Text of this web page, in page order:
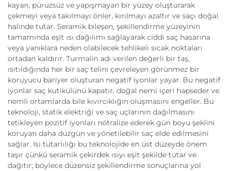
kayan, pürüzsüz ve yapışmayan bir yüzey oluşturarak
çekmeyi veya takılmayı önler, kırılmayı azaltır ve saçı doğal
halinde tutar. Seramik bileşen, şekillendirme yüzeyinin
tamamında eşit ısı dağılımı sağlayarak ciddi saç hasarına
veya yanıklara neden olabilecek tehlikeli sıcak noktaları
ortadan kaldırır. Turmalin adı verilen değerli bir taş,
ısıtıldığında her bir saç telini çevreleyen görünmez bir
koruyucu bariyer oluşturan negatif iyonlar yayar. Bu negatif
iyonlar saç kutikülünü kapatır, doğal nemi içeri hapseder ve
nemli ortamlarda bile kıvırcıklığın oluşmasını engeller. Bu
teknoloji, statik elektriği ve saç uçlarının dağılmasını
tetikleyen pozitif iyonları nötralize ederek gün boyu şeklini
koruyan daha düzgün ve yönetilebilir saç elde edilmesini
sağlar. Isı tutarlılığı bu teknolojide en üst düzeyde önem
taşır çünkü seramik çekirdek ısıyı eşit şekilde tutar ve
dağıtır; böylece düzensiz şekillendirme sonuçlarına yol